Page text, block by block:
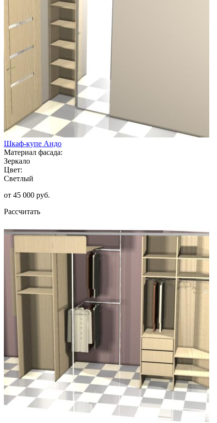
Шкаф-купе Андо
Материал фасада:
Зеркало
Цвет:
Светлый
от 45 000 руб.
Рассчитать